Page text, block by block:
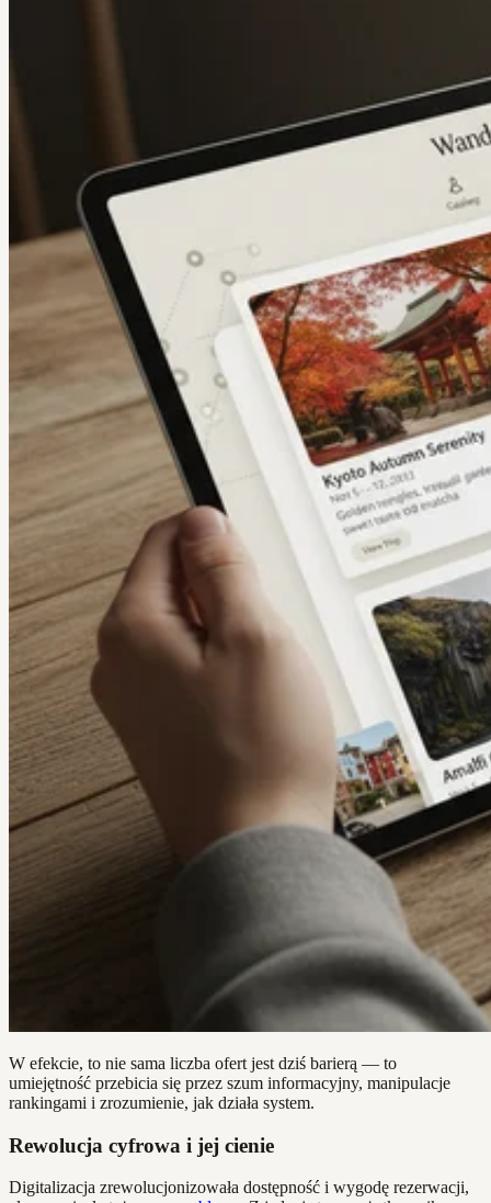
W efekcie, to nie sama liczba ofert jest dziś barierą — to
umiejętność przebicia się przez szum informacyjny, manipulacje
rankingami i zrozumienie, jak działa system.
Rewolucja cyfrowa i jej cienie
Digitalizacja zrewolucjonizowała dostępność i wygodę rezerwacji,